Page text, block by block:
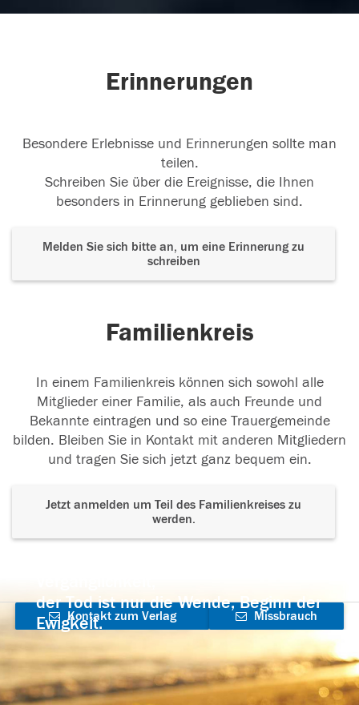
Erinnerungen
Besondere Erlebnisse und Erinnerungen sollte man
teilen.
Schreiben Sie über die Ereignisse, die Ihnen
besonders in Erinnerung geblieben sind.
Melden Sie sich bitte an, um eine Erinnerung zu
schreiben
Familienkreis
In einem Familienkreis können sich sowohl alle
Mitglieder einer Familie, als auch Freunde und
Bekannte eintragen und so eine Trauergemeinde
bilden. Bleiben Sie in Kontakt mit anderen Mitgliedern
und tragen Sie sich jetzt ganz bequem ein.
Jetzt anmelden um Teil des Familienkreises zu
werden.
der Tod ist nur die Wende, Beginn der
Ewigkeit.
Kontakt zum Verlag
aufnehmen
Missbrauch